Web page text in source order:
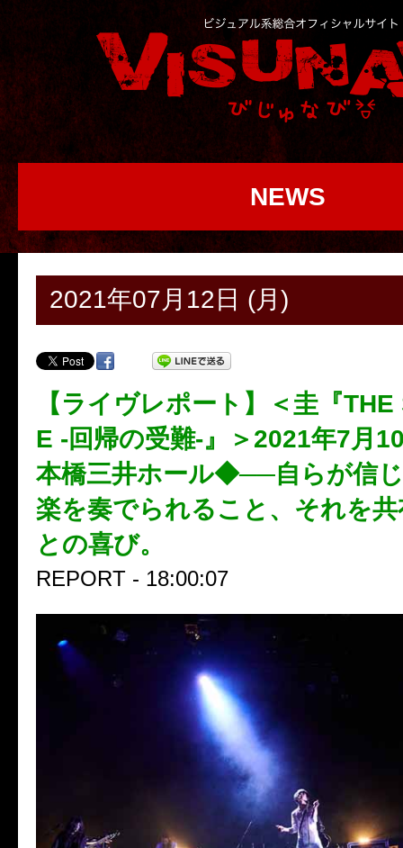
NEWS
2021年07月12日 (月)
【ライヴレポート】＜圭『
E -回帰の受難-』＞2021年7月
本橋三井ホール◆──自らが信
楽を奏でられること、それを
との喜び。
REPORT - 18:00:07